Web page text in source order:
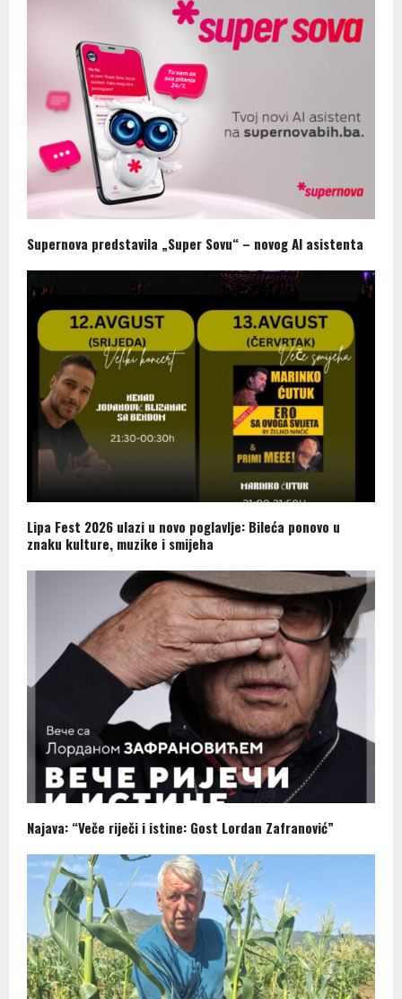
Supernova predstavila „Super Sovu“ – novog AI asistenta
Lipa Fest 2026 ulazi u novo poglavlje: Bileća ponovo u
znaku kulture, muzike i smijeha
Najava: “Veče riječi i istine: Gost Lordan Zafranović”